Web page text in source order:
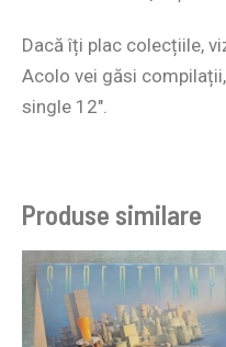
Dacă îți plac colecțiile,
Acolo vei găsi
single 12″.
Produse similare